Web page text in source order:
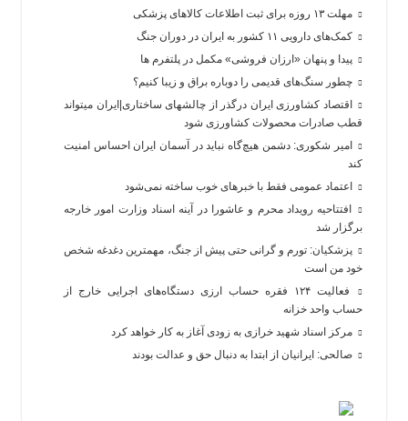
مهلت ۱۳ روزه برای ثبت اطلاعات کالاهای پزشکی
کمک‌های دارویی ۱۱ کشور به ایران در دوران جنگ
پیدا و پنهان «ارزان فروشی» مکمل در پلتفرم ها
چطور سنگ‌های قدیمی را دوباره براق و زیبا کنیم؟
اقتصاد کشاورزی ایران درگذر از چالشهای ساختاری|ایران میتواند
قطب صادرات محصولات کشاورزی شود
امیر شکوری: دشمن هیچ‌گاه نباید در آسمان ایران احساس امنیت
کند
اعتماد عمومی فقط با خبرهای خوب ساخته نمی‌شود
افتتاحیه رویداد محرم و عاشورا در آینه اسناد وزارت امور خارجه
برگزار شد
پزشکیان: تورم و گرانی حتی پیش از جنگ، مهمترین دغدغه شخص
خود من است
فعالیت ۱۲۴ فقره حساب ارزی دستگاه‌های اجرایی خارج از
حساب واحد خزانه
مرکز اسناد شهید خرازی به زودی آغاز به کار خواهد کرد
صالحی: ایرانیان از ابتدا به دنبال حق و عدالت بودند